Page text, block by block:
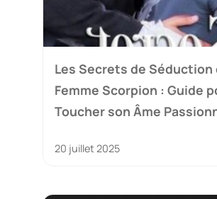
Les Secrets de Séduction
Femme Scorpion : Guide
Toucher son Âme
20 juillet 2025